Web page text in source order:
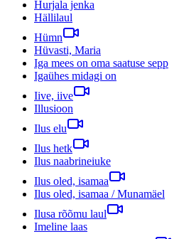
Hurjala jenka
Hällilaul
Hümn
Hüvasti, Maria
Iga mees on oma saatuse sepp
Igaühes midagi on
Iive, iive
Illusioon
Ilus elu
Ilus hetk
Ilus naabrineiuke
Ilus oled, isamaa
Ilus oled, isamaa / Munamäel
Ilusa rõõmu laul
Imeline laas